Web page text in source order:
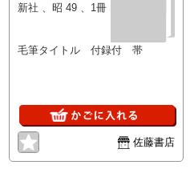
新社 、昭 49 、1冊
毛筆タイトル 付録付 帯
佐藤書店